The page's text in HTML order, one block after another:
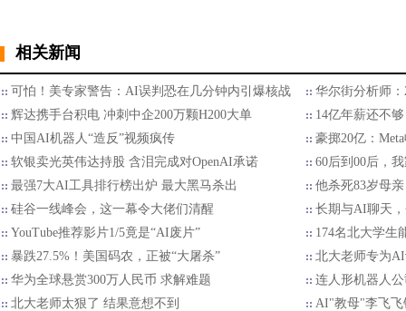
相关新闻
可怕！美专家警告：AI误判恐在几分钟内引爆核战
华尔街分析师
辉达携手台积电 冲刺中企200万颗H200大单
14亿年薪还不
中国AI机器人“造反”视频疯传
豪掷20亿：
软银卖光英伟达持股 含泪完成对OpenAI承诺
60后到00后，
最强7大AI工具排行榜出炉 最大黑马杀出
他杀死83岁母
硅谷一线峰会，这一幕令大佬们清醒
长期与AI聊天
YouTube推荐影片1/5竟是“AI废片”
174名北大学生
暴跌27.5%！美国码农，正被“大屠杀”
北大老师专为
华为全球悬赏300万人民币 求解难题
连人形机器人
北大老师太狠了 结果意想不到
AI"教母"李飞飞